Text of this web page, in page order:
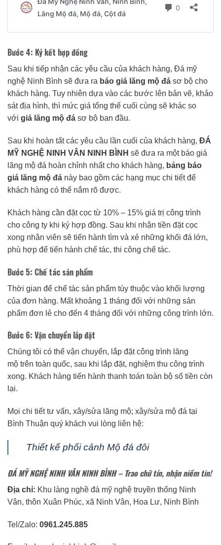
Bước 4: Ký kết hợp đồng
Sau khi tiếp nhận các yêu cầu của khách hàng, Đá mỹ
nghệ Ninh Bình sẽ đưa ra báo giá lăng mộ đá sơ bộ cho
khách hàng. Tuy nhiên dựa vào các bước lên bản vẽ, khảo
sát địa hình, thì mức giá tổng thể cuối cùng sẽ khác so
với giá lăng mộ đá sơ bộ ban đầu.
Sau khi hoàn tất các yêu cầu lần cuối của khách hàng, ĐÁ
MỸ NGHỆ NINH VÂN NINH BÌNH sẽ đưa ra một báo giá
lăng mộ đá hoàn chỉnh nhất cho khách hàng, bảng báo
giá lăng mộ đá này bao gồm các hạng mục chi tiết để
khách hàng có thể nắm rõ được.
Khách hàng cần đặt cọc từ 10% – 15% giá trị công trình
cho công ty khi ký hợp đồng. Sau khi nhận tiền đặt cọc
xong nhân viên sẽ tiến hành tìm và xẻ những khối đá lớn,
phù hợp để tiến hành chế tác, thi công chế tác.
Bước 5: Chế tác sản phẩm
Thời gian để chế tác sản phẩm tùy thuộc vào khối lượng
của đơn hàng. Mất khoảng 1 tháng đối với những sản
phẩm đơn lẻ cho đến 4 tháng đối với những công trình lớn.
Bước 6: Vận chuyển lắp đặt
Chúng tôi có thể vận chuyển, lắp đặt công trình lăng
mộ trên toàn quốc, sau khi lắp đặt, nghiệm thu công trình
xong. Khách hàng tiến hành thanh toán toàn bộ số tiền còn
lại.
Mọi chi tiết tư vấn, xây/sửa lăng mộ; xây/sửa mộ đá tại
Bình Thuận quý khách vui lòng liên hệ:
Thiết kế phối cảnh Mộ đá đôi
ĐÁ MỸ NGHỆ NINH VÂN NINH BÌNH – Trao chữ tín, nhận niềm tin!
Địa chỉ: Khu làng nghề đá mỹ nghệ truyền thống Ninh
Vân, thôn Xuân Phúc, xã Ninh Vân, Hoa Lư, Ninh Bình
Tel/Zalo: 0961.245.885